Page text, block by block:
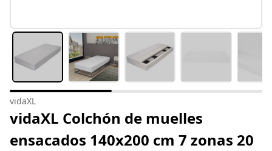
vidaXL
vidaXL Colchón de muelles
ensacados 140x200 cm 7 zonas 20